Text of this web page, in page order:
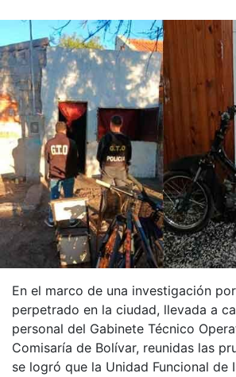
En el marco de una investigación
perpetrado en la ciudad, llevada a
personal del Gabinete Técnico
Comisaría de Bolívar, reunidas las
se logró que la Unidad Funcional de